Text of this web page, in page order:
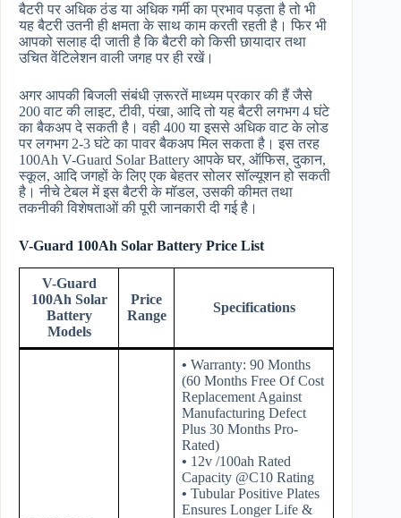
बैटरी पर अधिक ठंड या अधिक गर्मी का प्रभाव पड़ता है तो भी
यह बैटरी उतनी ही क्षमता के साथ काम करती रहती है। फिर भी
आपको सलाह दी जाती है कि बैटरी को किसी छायादार तथा
उचित वेंटिलेशन वाली जगह पर ही रखें।
अगर आपकी बिजली संबंधी ज़रूरतें माध्यम प्रकार की हैं जैसे
200 वाट की लाइट, टीवी, पंखा, आदि तो यह बैटरी लगभग 4 घंटे
का बैकअप दे सकती है। वही 400 या इससे अधिक वाट के लोड
पर लगभग 2-3 घंटे का पावर बैकअप मिल सकता है। इस तरह
100Ah V-Guard Solar Battery आपके घर, ऑफिस, दुकान,
स्कूल, आदि जगहों के लिए एक बेहतर सोलर सॉल्यूशन हो सकती
है। नीचे टेबल में इस बैटरी के मॉडल, उसकी कीमत तथा
तकनीकी विशेषताओं की पूरी जानकारी दी गई है।
V-Guard 100Ah Solar Battery Price List
V-Guard
100Ah Solar
Battery
Models
Price
Range
Specifications
• Warranty: 90 Months
(60 Months Free Of Cost
Replacement Against
Manufacturing Defect
Plus 30 Months Pro-
Rated)
• 12v /100ah Rated
Capacity @C10 Rating
• Tubular Positive Plates
Ensures Longer Life &